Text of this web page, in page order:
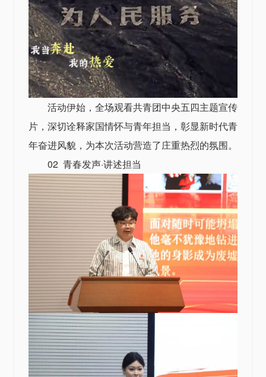
活动伊始，全场观看共青团中央五四主题宣传
片，深切诠释家国情怀与青年担当，彰显新时代青
年奋进风貌，为本次活动营造了庄重热烈的氛围。
02 青春发声·讲述担当